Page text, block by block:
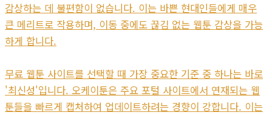
감상하는 데 불편함이 없습니다. 이는 바쁜 현대인들에게 매우
큰 메리트로 작용하며, 이동 중에도 끊김 없는 웹툰 감상을 가능
하게 합니다.
무료 웹툰 사이트를 선택할 때 가장 중요한 기준 중 하나는 바로
'최신성'입니다. 오케이툰은 주요 포털 사이트에서 연재되는 웹
툰들을 빠르게 캡처하여 업데이트하려는 경향이 강합니다. 이는